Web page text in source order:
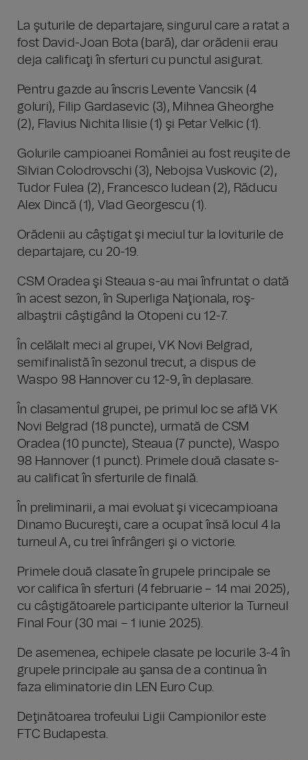
La şuturile de departajare, singurul care a ratat a
fost David-Joan Bota (bară), dar orădenii erau
deja calificaţi în sferturi cu punctul asigurat.
Pentru gazde au înscris Levente Vancsik (4
goluri), Filip Gardasevic (3), Mihnea Gheorghe
(2), Flavius Nichita Ilisie (1) şi Petar Velkic (1).
Golurile campioanei României au fost reuşite de
Silvian Colodrovschi (3), Nebojsa Vuskovic (2),
Tudor Fulea (2), Francesco Iudean (2), Răducu
Alex Dincă (1), Vlad Georgescu (1).
Orădenii au câştigat şi meciul tur la loviturile de
departajare, cu 20-19.
CSM Oradea şi Steaua s-au mai înfruntat o dată
în acest sezon, în Superliga Naţionala, roş-
albaştrii câştigând la Otopeni cu 12-7.
În celălalt meci al grupei, VK Novi Belgrad,
semifinalistă în sezonul trecut, a dispus de
Waspo 98 Hannover cu 12-9, în deplasare.
În clasamentul grupei, pe primul loc se află VK
Novi Belgrad (18 puncte), urmată de CSM
Oradea (10 puncte), Steaua (7 puncte), Waspo
98 Hannover (1 punct). Primele două clasate s-
au calificat în sferturile de finală.
În preliminarii, a mai evoluat şi vicecampioana
Dinamo Bucureşti, care a ocupat însă locul 4 la
turneul A, cu trei înfrângeri şi o victorie.
Primele două clasate în grupele principale se
vor califica în sferturi (4 februarie – 14 mai 2025),
cu câştigătoarele participante ulterior la Turneul
Final Four (30 mai – 1 iunie 2025).
De asemenea, echipele clasate pe locurile 3-4 în
grupele principale au şansa de a continua în
faza eliminatorie din LEN Euro Cup.
Deţinătoarea trofeului Ligii Campionilor este
FTC Budapesta.